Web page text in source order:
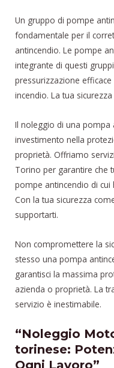
Un gruppo di pompe
fondamentale per il
antincendio. Le pompe
integrante di questi
pressurizzazione
incendio. La tua
Il noleggio di una pompa
investimento nella
proprietà. Offriamo
Torino per garantire che
pompe antincendio di
Con la tua sicurezza
supportarti.
Non compromettere la
stesso una pompa
garantisci la massima
azienda o proprietà. La
servizio è inestimabile.
“Noleggio
torinese:
Ogni Lavoro”